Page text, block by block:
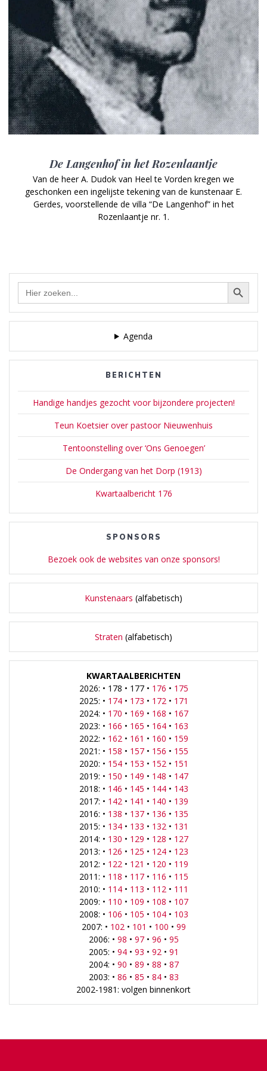
De Langenhof in het Rozenlaantje
Van de heer A. Dudok van Heel te Vorden kregen we
geschonken een ingelijste tekening van de kunstenaar E.
Gerdes, voorstellende de villa “De Langenhof” in het
Rozenlaantje nr. 1.
Zoek Zoekknop
Agenda
BERICHTEN
Handige handjes gezocht voor bijzondere projecten!
Teun Koetsier over pastoor Nieuwenhuis
Tentoonstelling over ‘Ons Genoegen’
De Ondergang van het Dorp (1913)
Kwartaalbericht 176
SPONSORS
Bezoek ook de websites van onze sponsors!
Kunstenaars (alfabetisch)
Straten (alfabetisch)
KWARTAALBERICHTEN
2026: • 178 • 177 • 176 • 175
2025: • 174• 173 • 172 • 171
2024: • 170 • 169 • 168 • 167
2023: • 166 • 165 • 164• 163
2022: • 162 • 161 • 160 • 159
2021: • 158 • 157• 156 • 155
2020: • 154• 153 • 152 • 151
2019: • 150 • 149 • 148 • 147
2018: • 146 • 145 • 144• 143
2017: • 142 • 141 • 140 • 139
2016: • 138 • 137• 136 • 135
2015: • 134• 133 • 132 • 131
2014: • 130 • 129 • 128 • 127
2013: • 126 • 125 • 124• 123
2012: • 122 • 121 • 120 • 119
2011: • 118 • 117• 116 • 115
2010: • 114• 113 • 112 • 111
2009: • 110 • 109 • 108 • 107
2008: • 106 • 105 • 104• 103
2007: • 102 • 101 • 100 • 99
2006: • 98 • 97• 96 • 95
2005: • 94• 93 • 92 • 91
2004: • 90 • 89 • 88 • 87
2003: • 86 • 85 • 84• 83
2002-1981: volgen binnenkort